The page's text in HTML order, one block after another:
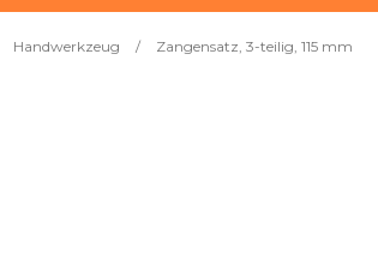
Handwerkzeug / Zangensatz, 3-teilig, 115 mm